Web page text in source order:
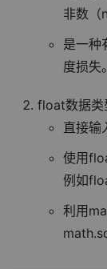
非数（
是一种
度损失。
float数据类
直接输
使用
例如
利用